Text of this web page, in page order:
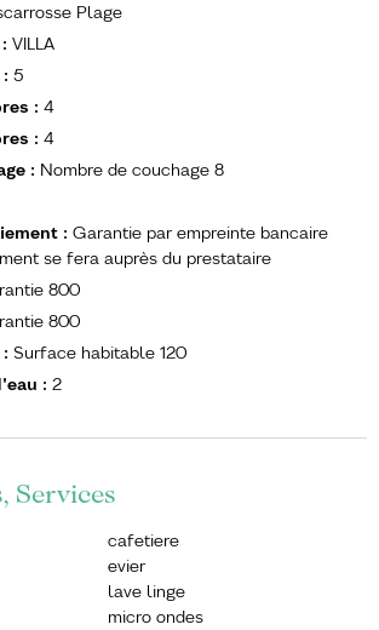
Plage
: VILLA
: 5
: 4
: 4
: Nombre de couchage 8
: Garantie par empreinte bancaire
se fera auprès du prestataire
800
800
: Surface habitable 120
: 2
Services
cafetiere
evier
lave linge
micro ondes